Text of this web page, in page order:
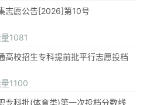
志愿公告[2026]第10号
1081
高校招生专科提前批平行志愿投档
1100
专科批(体育类)第一次投档分数线